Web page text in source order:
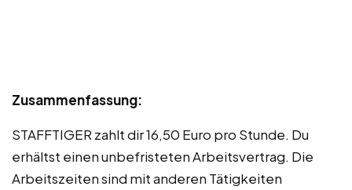
Zusammenfassung:
STAFFTIGER zahlt dir 16,50 Euro pro Stunde. Du
erhältst einen unbefristeten Arbeitsvertrag. Die
Arbeitszeiten sind mit anderen Tätigkeiten